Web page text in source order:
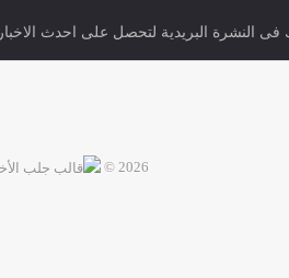
فى النشرة البريدية لتحصل على احدث الاخبار
2026 ©